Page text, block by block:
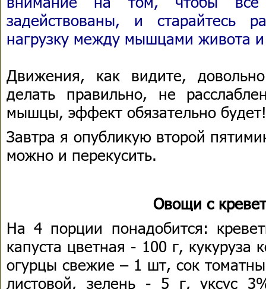
задействованы, и старайтесь
нагрузку между мышцами живота
Движения, как видите,
делать правильно, не
мышцы, эффект обязательно будет!
Завтра я опубликую второй
можно и перекусить.
Овощи с
На 4 порции понадобится:
капуста цветная - 100 г, кукуруза
огурцы свежие – 1 шт, сок
листовой, зелень - 5 г, уксус